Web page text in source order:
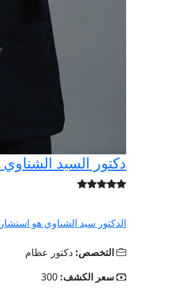
دكتور السيد الشناوي
الدكتور سيد الشناوي هو
التخصص: دكتور عظام
سعر الكشف: 300